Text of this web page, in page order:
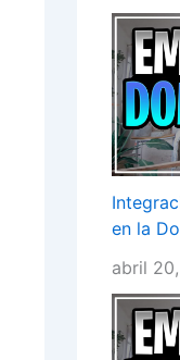
en la
abril